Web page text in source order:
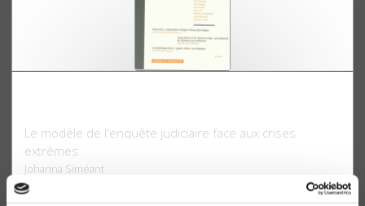
Le modèle de l'enquête judiciaire face aux crises
extrêmes
Johanna Siméant